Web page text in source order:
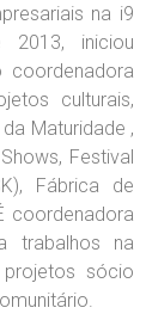
na i9
2013, iniciou
culturais,
Maturidade ,
Festival
Fábrica de
coordenadora
trabalhos na
sócio